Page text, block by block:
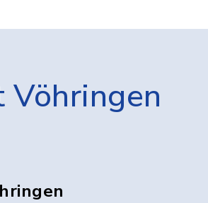
Vöhringen